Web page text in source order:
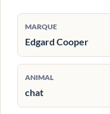
MARQUE
Edgard Cooper
ANIMAL
chat